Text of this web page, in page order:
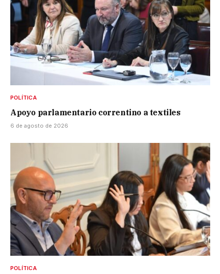
POLÍTICA
Apoyo parlamentario correntino a textiles
6 de agosto de 2026
POLÍTICA